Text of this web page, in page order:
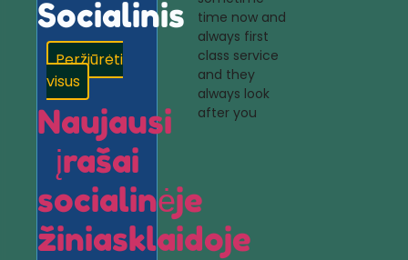
time now and
always first
class service
and they
always look
after you
Socialinis
Peržiūrėti
visus
Naujausi
įrašai
socialinėje
žiniasklaidoje